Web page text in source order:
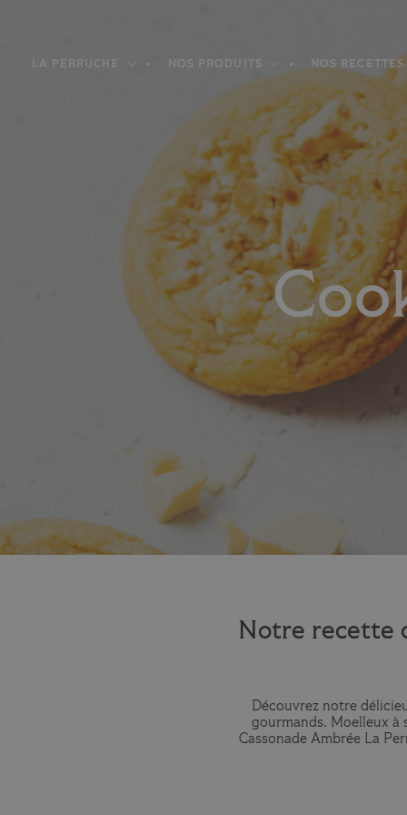
LA PERRUCHE NOS PRODUITS NOS RECETTES
Notre recette
Découvrez notre
gourmands. Moelleux à
Cassonade Ambrée La